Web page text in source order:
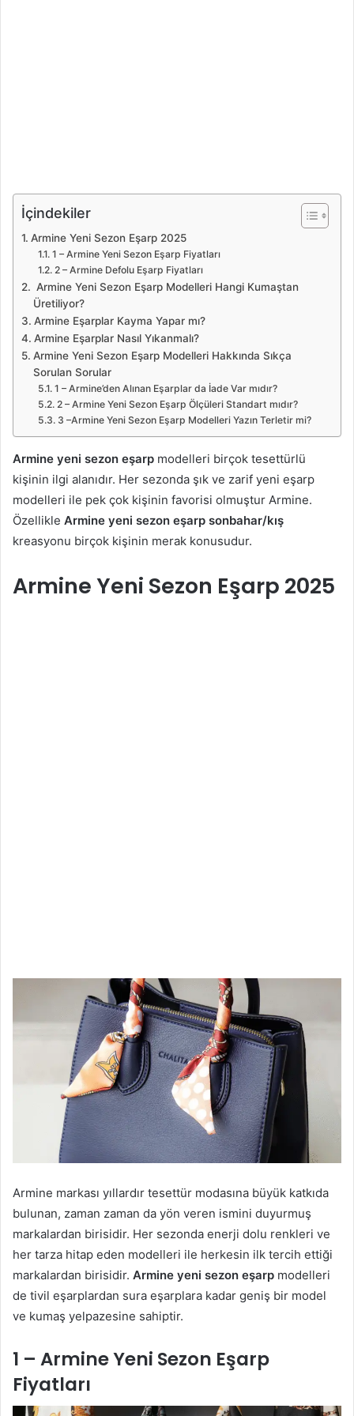
İçindekiler
Armine Yeni Sezon Eşarp 2025
1 – Armine Yeni Sezon Eşarp Fiyatları
2 – Armine Defolu Eşarp Fiyatları
Armine Yeni Sezon Eşarp Modelleri Hangi Kumaştan
Üretiliyor?
Armine Eşarplar Kayma Yapar mı?
Armine Eşarplar Nasıl Yıkanmalı?
Armine Yeni Sezon Eşarp Modelleri Hakkında Sıkça
Sorulan Sorular
1 – Armine’den Alınan Eşarplar da İade Var mıdır?
2 – Armine Yeni Sezon Eşarp Ölçüleri Standart mıdır?
3 –Armine Yeni Sezon Eşarp Modelleri Yazın Terletir mi?
Armine yeni sezon eşarp modelleri birçok tesettürlü
kişinin ilgi alanıdır. Her sezonda şık ve zarif yeni eşarp
modelleri ile pek çok kişinin favorisi olmuştur Armine.
Özellikle Armine yeni sezon eşarp sonbahar/kış
kreasyonu birçok kişinin merak konusudur.
Armine Yeni Sezon Eşarp 2025
Armine markası yıllardır tesettür modasına büyük katkıda
bulunan, zaman zaman da yön veren ismini duyurmuş
markalardan birisidir. Her sezonda enerji dolu renkleri ve
her tarza hitap eden modelleri ile herkesin ilk tercih ettiği
markalardan birisidir. Armine yeni sezon eşarp modelleri
de tivil eşarplardan sura eşarplara kadar geniş bir model
ve kumaş yelpazesine sahiptir.
1 – Armine Yeni Sezon Eşarp
Fiyatları